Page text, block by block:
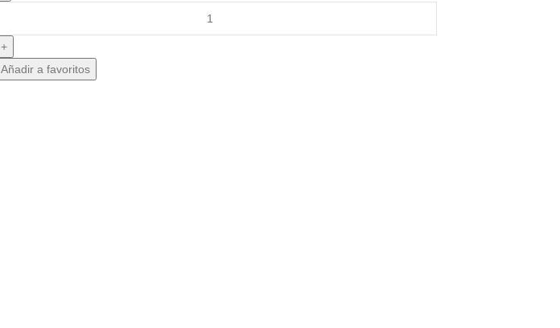
Añadir a favoritos